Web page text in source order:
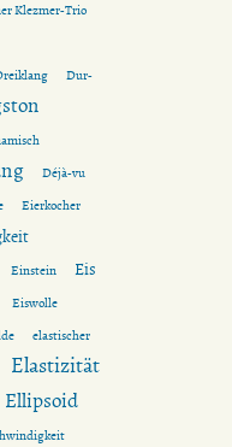
Klezmer-Trio
Dur-
Déjà-vu
Eierkocher
Einstein
Eis
Eiswolle
elastischer
Elastizität
Ellipsoid